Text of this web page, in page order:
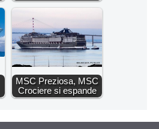
MSC Preziosa, MSC
Crociere si espande